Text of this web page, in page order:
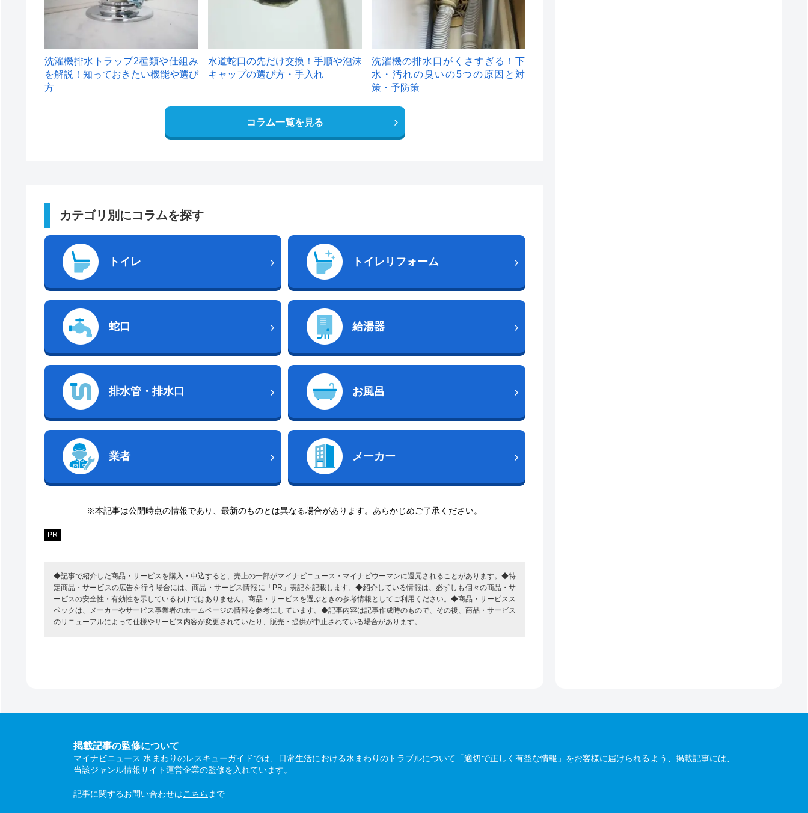
洗濯機排水トラップ2種類や仕組み
を解説！知っておきたい機能や選び
方
水道蛇口の先だけ交換！手順や泡沫
キャップの選び方・手入れ
洗濯機の排水口がくさすぎる！下
水・汚れの臭いの5つの原因と対
策・予防策
コラム一覧を見る
カテゴリ別にコラムを探す
トイレ トイレリフォーム
蛇口 給湯器
排水管・排水口 お風呂
業者 メーカー
※本記事は公開時点の情報であり、最新のものとは異なる場合があります。あらかじめご了承ください。
PR
◆記事で紹介した商品・サービスを購入・申込すると、売上の一部がマイナビニュース・マイナビウーマンに還元されることがあります。◆特
定商品・サービスの広告を行う場合には、商品・サービス情報に「PR」表記を記載します。◆紹介している情報は、必ずしも個々の商品・サ
ービスの安全性・有効性を示しているわけではありません。商品・サービスを選ぶときの参考情報としてご利用ください。◆商品・サービスス
ペックは、メーカーやサービス事業者のホームページの情報を参考にしています。◆記事内容は記事作成時のもので、その後、商品・サービス
のリニューアルによって仕様やサービス内容が変更されていたり、販売・提供が中止されている場合があります。
掲載記事の監修について
マイナビニュース 水まわりのレスキューガイドでは、日常生活における水まわりのトラブルについて「適切で正しく有益な情報」をお客様に届けられるよう、掲載記事には、
当該ジャンル情報サイト運営企業の監修を入れています。
記事に関するお問い合わせはこちら まで